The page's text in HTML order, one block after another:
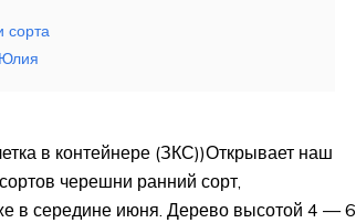
сорта
в контейнере (ЗКС))Открывает наш
черешни ранний сорт,
в середине июня. Дерево высотой 4 — 6